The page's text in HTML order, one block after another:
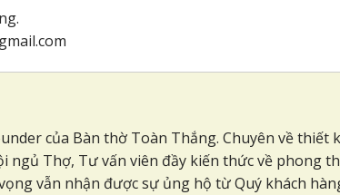
của Bàn thờ Toàn Thắng. Chuyên về
ngủ Thợ, Tư vấn viên đầy kiến thức về phong
vẫn nhận được sự ủng hộ từ Quý khách